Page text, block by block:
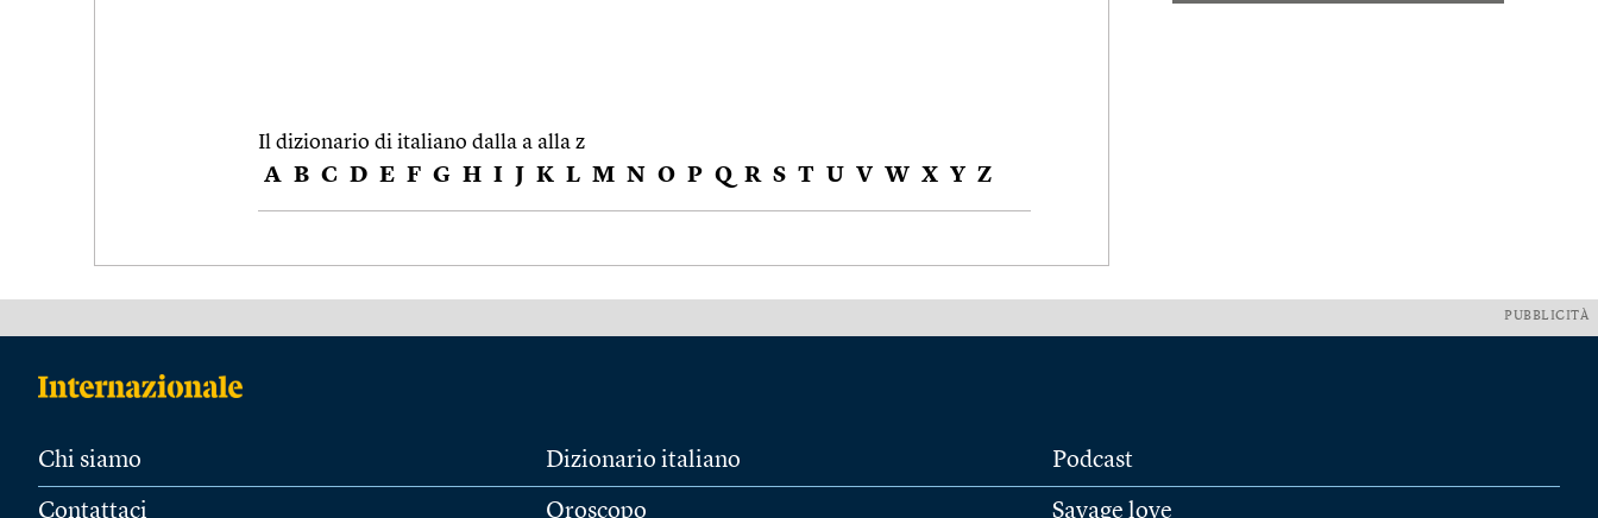
Il dizionario di italiano dalla a alla z
A B C D E F G H I J K L M N O P Q R S T U V W X Y Z
PUBBLICITÀ
Chi siamo
Contattaci
Dizionario italiano
Oroscopo
Podcast
Savage love